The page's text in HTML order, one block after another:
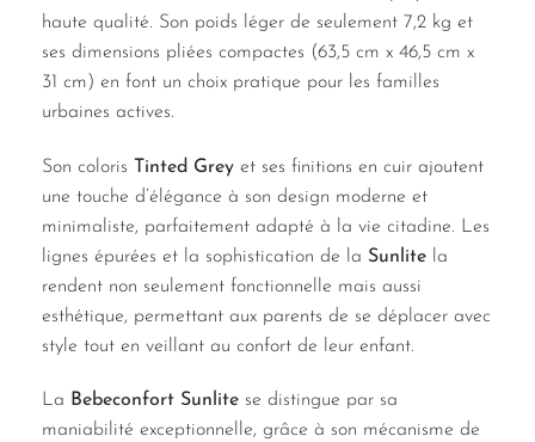
haute qualité. Son poids léger de seulement 7,2 kg et
ses dimensions pliées compactes (63,5 cm x 46,5 cm x
31 cm) en font un choix pratique pour les familles
urbaines actives.
Son coloris Tinted Grey et ses finitions en cuir ajoutent
une touche d’élégance à son design moderne et
minimaliste, parfaitement adapté à la vie citadine. Les
lignes épurées et la sophistication de la Sunlite la
rendent non seulement fonctionnelle mais aussi
esthétique, permettant aux parents de se déplacer avec
style tout en veillant au confort de leur enfant.
La Bebeconfort Sunlite se distingue par sa
maniabilité exceptionnelle, grâce à son mécanisme de